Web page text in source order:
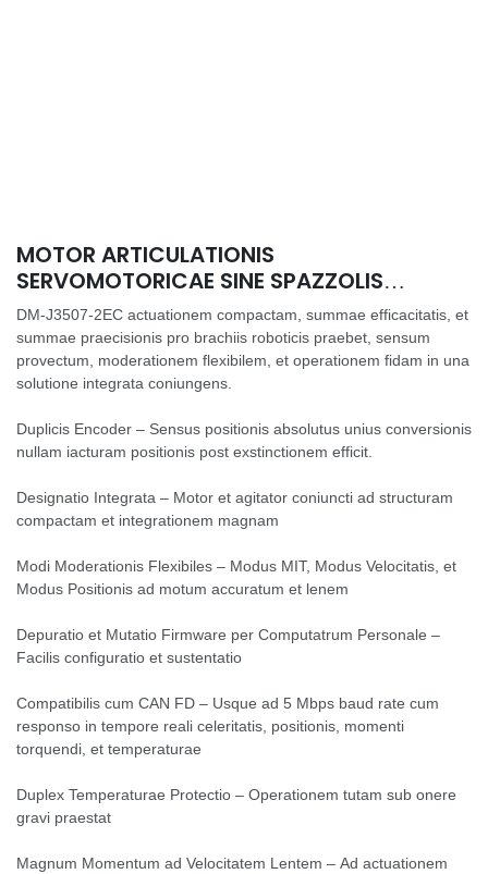
MOTOR ARTICULATIONIS
SERVOMOTORICAE SINE SPAZZOLIS
IMPULSUS MIT PRO ACTUATORE
BRACHIORUM ROBOTICORUM DM-J3507-
2EC (24V)
DM-J3507-2EC actuationem compactam, summae efficacitatis, et
summae praecisionis pro brachiis roboticis praebet, sensum
provectum, moderationem flexibilem, et operationem fidam in una
solutione integrata coniungens.
Duplicis Encoder – Sensus positionis absolutus unius conversionis
nullam iacturam positionis post exstinctionem efficit.
Designatio Integrata – Motor et agitator coniuncti ad structuram
compactam et integrationem magnam
Modi Moderationis Flexibiles – Modus MIT, Modus Velocitatis, et
Modus Positionis ad motum accuratum et lenem
Depuratio et Mutatio Firmware per Computatrum Personale –
Facilis configuratio et sustentatio
Compatibilis cum CAN FD – Usque ad 5 Mbps baud rate cum
responso in tempore reali celeritatis, positionis, momenti
torquendi, et temperaturae
Duplex Temperaturae Protectio – Operationem tutam sub onere
gravi praestat
Magnum Momentum ad Velocitatem Lentem – Ad actuationem